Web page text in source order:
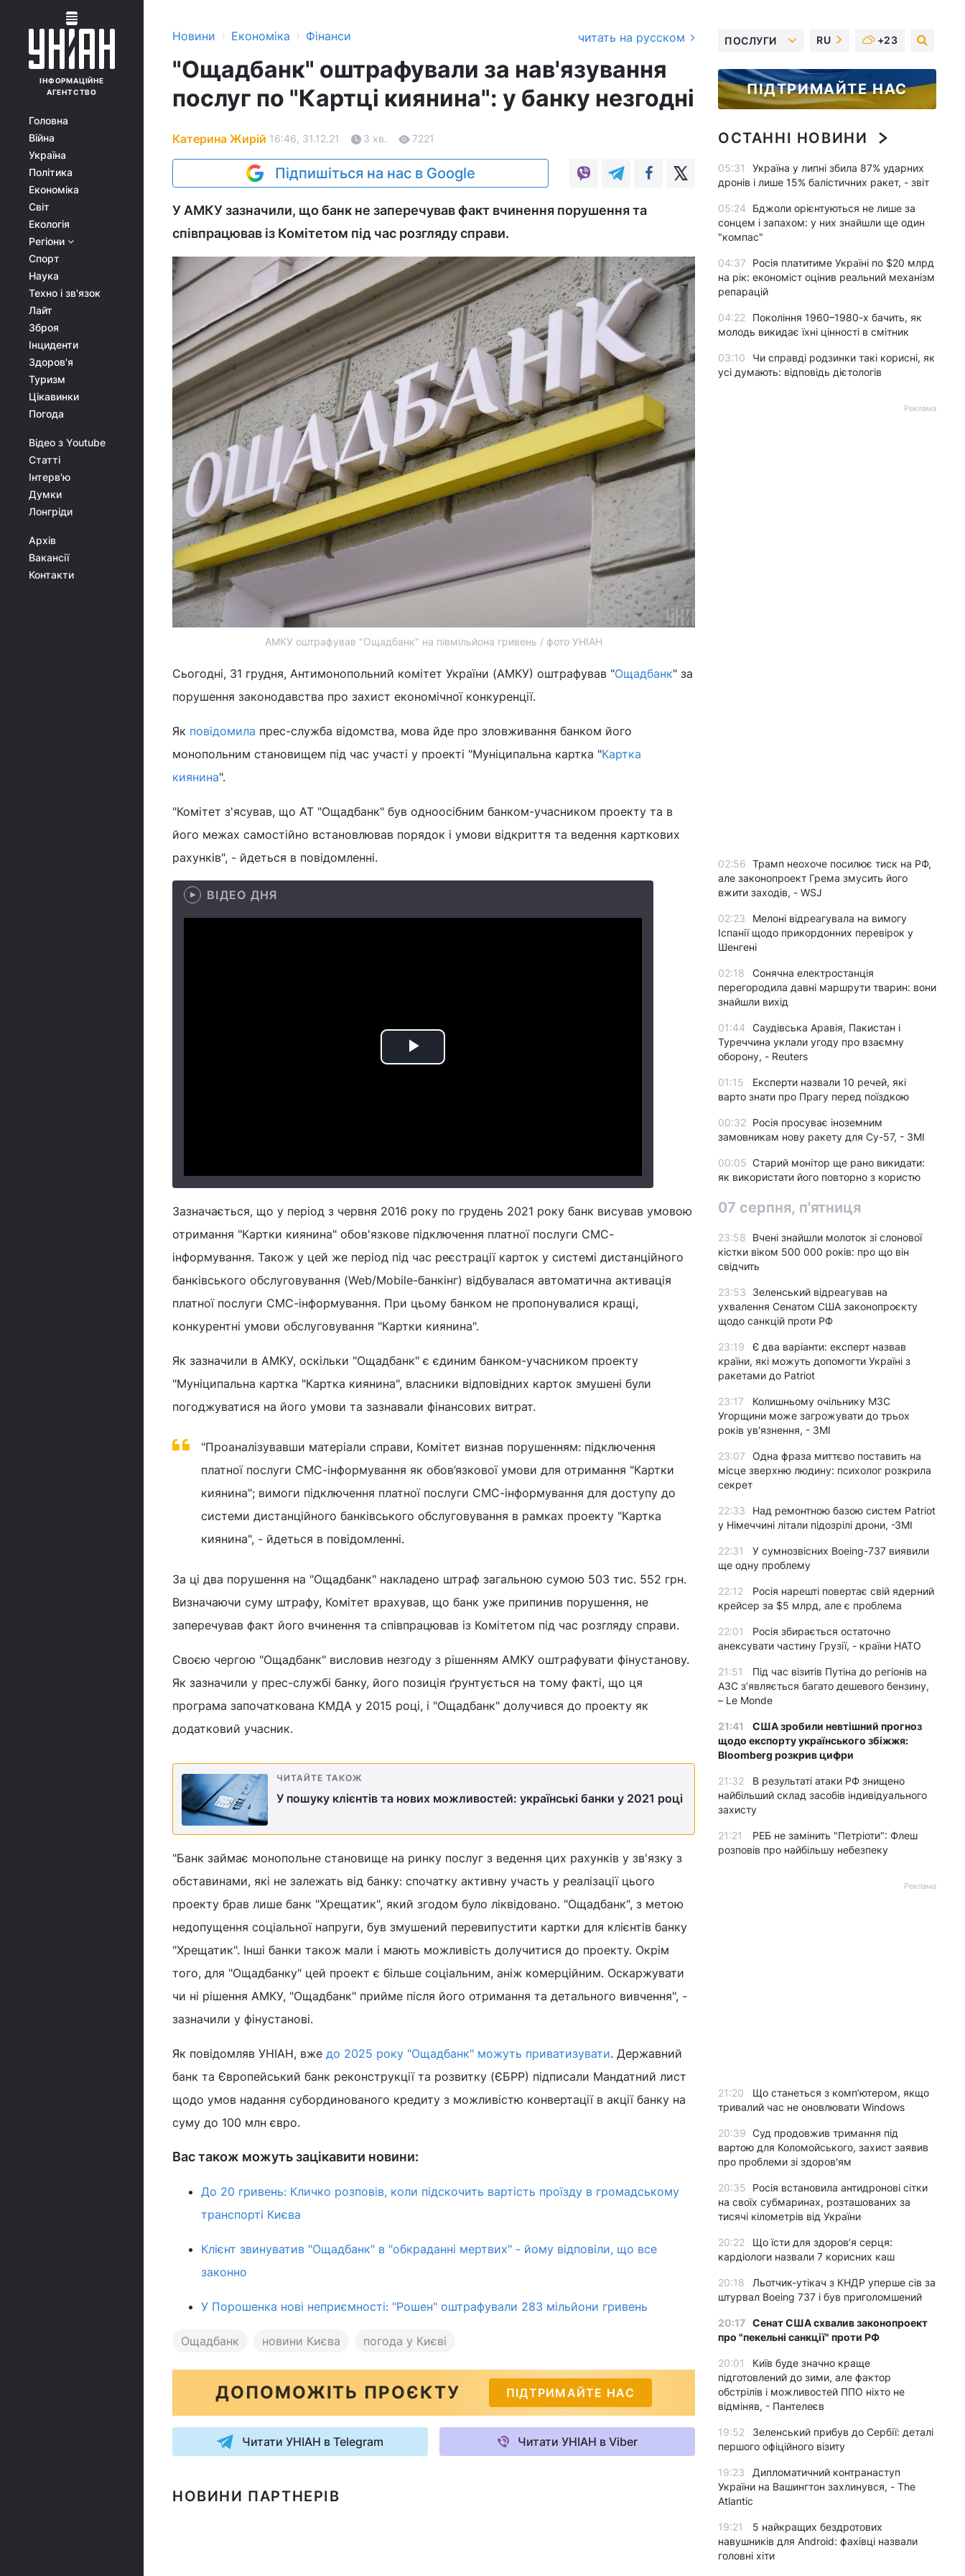
ІНФОРМАЦІЙНЕ
АГЕНТСТВО
Головна
Війна
Україна
Політика
Економіка
Світ
Екологія
Регіони
Спорт
Наука
Техно і зв'язок
Лайт
Зброя
Інциденти
Здоров'я
Туризм
Цікавинки
Погода
Відео з Youtube
Статті
Інтерв'ю
Думки
Лонгріди
Архів
Вакансії
Контакти
Новини › Економіка › Фінанси читать на русском
"Ощадбанк" оштрафували за нав'язування
послуг по "Картці киянина": у банку незгодні
Катерина Жирій 16:46, 31.12.21 3 хв. 7221
Підпишіться на нас в Google
У АМКУ зазначили, що банк не заперечував факт вчинення порушення та
співпрацював із Комітетом під час розгляду справи.
АМКУ оштрафував "Ощадбанк" на півмільйона гривень / фото УНІАН
Сьогодні, 31 грудня, Антимонопольний комітет України (АМКУ) оштрафував "Ощадбанк" за
порушення законодавства про захист економічної конкуренції.
Як повідомила прес-служба відомства, мова йде про зловживання банком його
монопольним становищем під час участі у проекті "Муніципальна картка "Картка
киянина".
"Комітет з'ясував, що АТ "Ощадбанк" був одноосібним банком-учасником проекту та в
його межах самостійно встановлював порядок і умови відкриття та ведення карткових
рахунків", - йдеться в повідомленні.
ВІДЕО ДНЯ
Play
Зазначається, що у період з червня 2016 року по грудень 2021 року банк висував умовою
отримання "Картки киянина" обов'язкове підключення платної послуги СМС-
інформування. Також у цей же період під час реєстрації карток у системі дистанційного
банківського обслуговування (Web/Mobile-банкінг) відбувалася автоматична активація
платної послуги СМС-інформування. При цьому банком не пропонувалися кращі,
конкурентні умови обслуговування "Картки киянина".
Як зазначили в АМКУ, оскільки "Ощадбанк" є єдиним банком-учасником проекту
"Муніципальна картка "Картка киянина", власники відповідних карток змушені були
погоджуватися на його умови та зазнавали фінансових витрат.
"Проаналізувавши матеріали справи, Комітет визнав порушенням: підключення
платної послуги СМС-інформування як обов’язкової умови для отримання "Картки
киянина"; вимоги підключення платної послуги СМС-інформування для доступу до
системи дистанційного банківського обслуговування в рамках проекту "Картка
киянина", - йдеться в повідомленні.
За ці два порушення на "Ощадбанк" накладено штраф загальною сумою 503 тис. 552 грн.
Визначаючи суму штрафу, Комітет врахував, що банк уже припинив порушення, не
заперечував факт його вчинення та співпрацював із Комітетом під час розгляду справи.
Своєю чергою "Ощадбанк" висловив незгоду з рішенням АМКУ оштрафувати фінустанову.
Як зазначили у прес-службі банку, його позиція ґрунтується на тому факті, що ця
програма започаткована КМДА у 2015 році, і "Ощадбанк" долучився до проекту як
додатковий учасник.
ЧИТАЙТЕ ТАКОЖ
У пошуку клієнтів та нових можливостей: українські банки у 2021 році
"Банк займає монопольне становище на ринку послуг з ведення цих рахунків у зв'язку з
обставинами, які не залежать від банку: спочатку активну участь у реалізації цього
проекту брав лише банк "Хрещатик", який згодом було ліквідовано. "Ощадбанк", з метою
недопущення соціальної напруги, був змушений перевипустити картки для клієнтів банку
"Хрещатик". Інші банки також мали і мають можливість долучитися до проекту. Окрім
того, для "Ощадбанку" цей проект є більше соціальним, аніж комерційним. Оскаржувати
чи ні рішення АМКУ, "Ощадбанк" прийме після його отримання та детального вивчення", -
зазначили у фінустанові.
Як повідомляв УНІАН, вже до 2025 року "Ощадбанк" можуть приватизувати. Державний
банк та Європейський банк реконструкції та розвитку (ЄБРР) підписали Мандатний лист
щодо умов надання субординованого кредиту з можливістю конвертації в акції банку на
суму до 100 млн євро.
Вас також можуть зацікавити новини:
До 20 гривень: Кличко розповів, коли підскочить вартість проїзду в громадському
транспорті Києва
Клієнт звинуватив "Ощадбанк" в "обкраданні мертвих" - йому відповіли, що все
законно
У Порошенка нові неприємності: "Рошен" оштрафували 283 мільйони гривень
Ощадбанк новини Києва погода у Києві
ДОПОМОЖІТЬ ПРОЄКТУ ПІДТРИМАЙТЕ НАС
Читати УНІАН в Telegram Читати УНІАН в Viber
НОВИНИ ПАРТНЕРІВ
ПОСЛУГИ RU +23
ПІДТРИМАЙТЕ НАС
ОСТАННІ НОВИНИ
05:31
Україна у липні збила 87% ударних
дронів і лише 15% балістичних ракет, - звіт
05:24
Бджоли орієнтуються не лише за
сонцем і запахом: у них знайшли ще один
"компас"
04:37
Росія платитиме Україні по $20 млрд
на рік: економіст оцінив реальний механізм
репарацій
04:22
Покоління 1960–1980-х бачить, як
молодь викидає їхні цінності в смітник
03:10
Чи справді родзинки такі корисні, як
усі думають: відповідь дієтологів
Реклама
02:56 Трамп неохоче посилює тиск на РФ,
але законопроект Грема змусить його
вжити заходів, - WSJ
02:23
Мелоні відреагувала на вимогу
Іспанії щодо прикордонних перевірок у
Шенгені
02:18
Сонячна електростанція
перегородила давні маршрути тварин: вони
знайшли вихід
01:44
Саудівська Аравія, Пакистан і
Туреччина уклали угоду про взаємну
оборону, - Reuters
01:15
Експерти назвали 10 речей, які
варто знати про Прагу перед поїздкою
00:32
Росія просуває іноземним
замовникам нову ракету для Су-57, - ЗМІ
00:05 Старий монітор ще рано викидати:
як використати його повторно з користю
07 серпня, п'ятниця
23:58
Вчені знайшли молоток зі слонової
кістки віком 500 000 років: про що він
свідчить
23:53
Зеленський відреагував на
ухвалення Сенатом США законопроєкту
щодо санкцій проти РФ
23:19
Є два варіанти: експерт назвав
країни, які можуть допомогти Україні з
ракетами до Patriot
23:17
Колишньому очільнику МЗС
Угорщини може загрожувати до трьох
років ув'язнення, - ЗМІ
23:07
Одна фраза миттєво поставить на
місце зверхню людину: психолог розкрила
секрет
22:33
Над ремонтною базою систем Patriot
у Німеччині літали підозрілі дрони, -ЗМІ
22:31
У сумнозвісних Boeing-737 виявили
ще одну проблему
22:12
Росія нарешті повертає свій ядерний
крейсер за $5 млрд, але є проблема
22:01
Росія збирається остаточно
анексувати частину Грузії, - країни НАТО
21:51
Під час візитів Путіна до регіонів на
АЗС з’являється багато дешевого бензину,
– Le Monde
21:41
США зробили невтішний прогноз
щодо експорту українського збіжжя:
Bloomberg розкрив цифри
21:32
В результаті атаки РФ знищено
найбільший склад засобів індивідуального
захисту
21:21
РЕБ не замінить "Петріоти": Флеш
розповів про найбільшу небезпеку
Реклама
21:20
Що станеться з комп’ютером, якщо
тривалий час не оновлювати Windows
20:39 Суд продовжив тримання під
вартою для Коломойського, захист заявив
про проблеми зі здоров'ям
20:35
Росія встановила антидронові сітки
на своїх субмаринах, розташованих за
тисячі кілометрів від України
20:22
Що їсти для здоров’я серця:
кардіологи назвали 7 корисних каш
20:18
Льотчик-утікач з КНДР уперше сів за
штурвал Boeing 737 і був приголомшений
20:17 Сенат США схвалив законопроект
про "пекельні санкції" проти РФ
20:01
Київ буде значно краще
підготовлений до зими, але фактор
обстрілів і можливостей ППО ніхто не
відміняв, - Пантелеєв
19:52
Зеленський прибув до Сербії: деталі
першого офіційного візиту
19:23
Дипломатичний контранаступ
України на Вашингтон захлинувся, - The
Atlantic
19:21
5 найкращих бездротових
навушників для Android: фахівці назвали
головні хіти